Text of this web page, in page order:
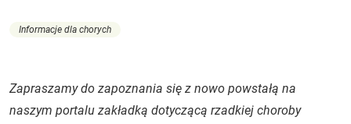
Informacje dla chorych
Zapraszamy do zapoznania się z nowo powstałą na
naszym portalu zakładką dotyczącą rzadkiej choroby